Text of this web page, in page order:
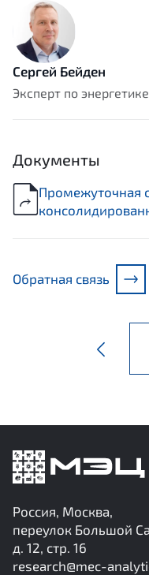
Сергей Бейден
Эксперт по
Документы
Промежуточная
Обратная связь
Россия, Москва,
переулок Большой
д. 12, стр. 16
research@mec-